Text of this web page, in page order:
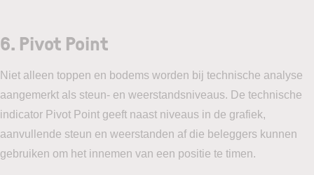
6. Pivot Point
Niet alleen toppen en bodems worden bij technische analyse
aangemerkt als steun- en weerstandsniveaus. De technische
indicator Pivot Point geeft naast niveaus in de grafiek,
aanvullende steun en weerstanden af die beleggers kunnen
gebruiken om het innemen van een positie te timen.